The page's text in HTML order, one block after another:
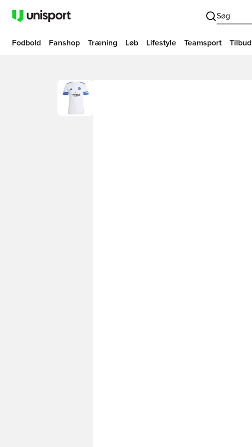
Søg
Fodbold Fanshop Træning Løb Lifestyle Teamsport Tilbud